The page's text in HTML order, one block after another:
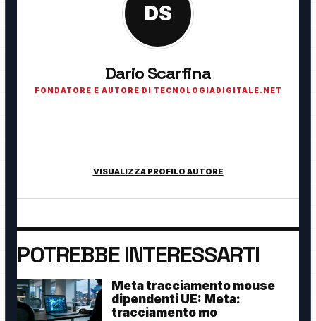
DS
Dario Scarfina
FONDATORE E AUTORE DI TECNOLOGIADIGITALE.NET
VISUALIZZA PROFILO AUTORE
POTREBBE INTERESSARTI
Meta tracciamento mouse
dipendenti UE: Meta:
tracciamento mo